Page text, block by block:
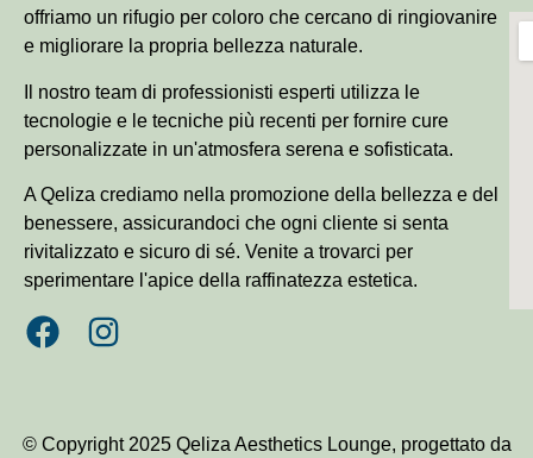
offriamo un rifugio per coloro che cercano di ringiovanire
e migliorare la propria bellezza naturale.
Il nostro team di professionisti esperti utilizza le
tecnologie e le tecniche più recenti per fornire cure
personalizzate in un'atmosfera serena e sofisticata.
A Qeliza crediamo nella promozione della bellezza e del
benessere, assicurandoci che ogni cliente si senta
rivitalizzato e sicuro di sé. Venite a trovarci per
sperimentare l'apice della raffinatezza estetica.
© Copyright 2025 Qeliza Aesthetics Lounge, progettato da